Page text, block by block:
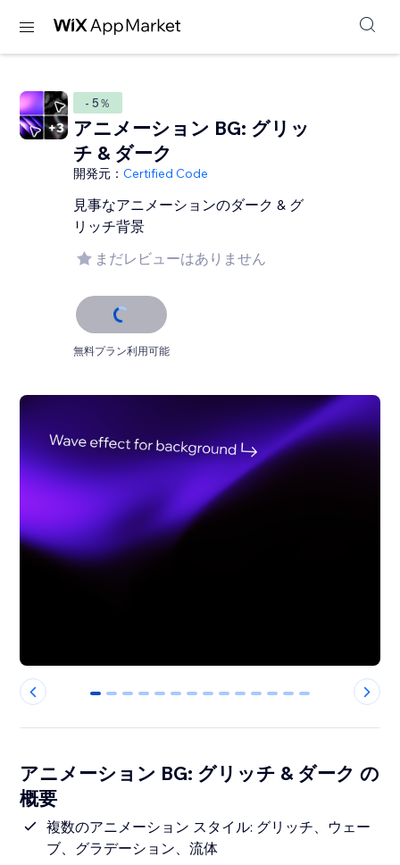
- 5％
アニメーション BG: グリッ
チ & ダーク
開発元：Certified Code
見事なアニメーションのダーク & グ
リッチ背景
まだレビューはありません
無料プラン利用可能
0 1 2 3 4 5 6 7 8 9 10 11 12 13
アニメーション BG: グリッチ & ダーク の
概要
複数のアニメーション スタイル: グリッチ、ウェー
ブ、グラデーション、流体